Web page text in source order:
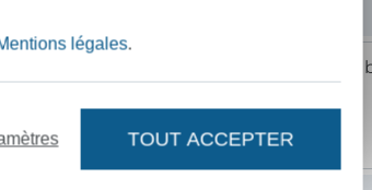
légales.
TOUT ACCEPTER